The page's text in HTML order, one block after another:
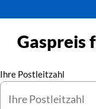
Gaspreis
Ihre Postleitzahl